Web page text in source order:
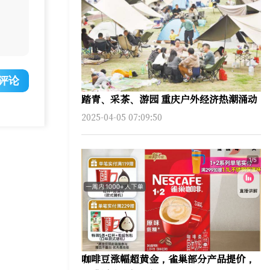
论
踏青、采茶、游园 重庆户外经济热潮涌动
2025-04-05 07:09:50
咖啡豆涨幅超黄金，雀巢部分产品提价，